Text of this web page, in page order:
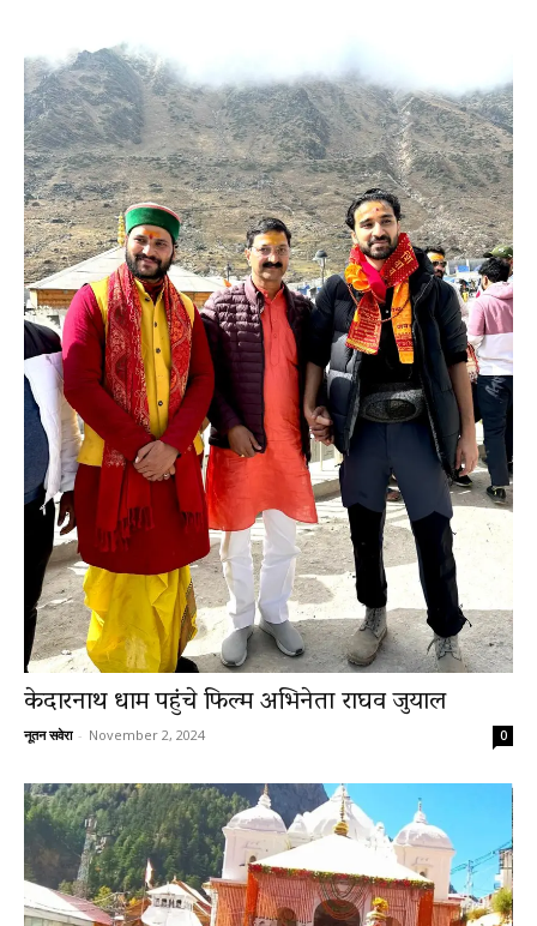
केदारनाथ धाम पहुंचे फिल्म अभिनेता राघव जुयाल
नूतन सवेरा - November 2, 2024 0